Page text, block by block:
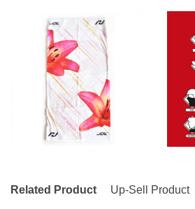
Related Product Up-Sell Product